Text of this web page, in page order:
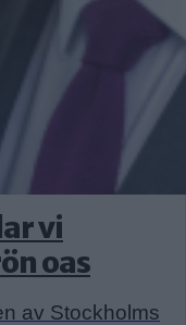
vi
oas
av Stockholms